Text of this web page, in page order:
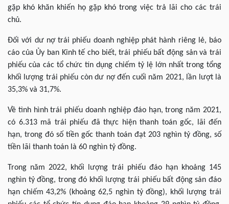
gặp khó khăn khiến họ gặp khó trong việc trả lãi cho các trái
chủ.
Đối với dư nợ trái phiếu doanh nghiệp phát hành riêng lẻ, báo
cáo của Ủy ban Kinh tế cho biết, trái phiếu bất động sản và trái
phiếu của các tổ chức tín dụng chiếm tỷ lệ lớn nhất trong tổng
khối lượng trái phiếu còn dư nợ đến cuối năm 2021, lần lượt là
35,3% và 31,7%.
Về tình hình trái phiếu doanh nghiệp đáo hạn, trong năm 2021,
có 6.313 mã trái phiếu đã thực hiện thanh toán gốc, lãi đến
hạn, trong đó số tiền gốc thanh toán đạt 203 nghìn tỷ đồng, số
tiền lãi thanh toán là 60 nghìn tỷ đồng.
Trong năm 2022, khối lượng trái phiếu đáo hạn khoảng 145
nghìn tỷ đồng, trong đó khối lượng trái phiếu bất động sản đáo
hạn chiếm 43,2% (khoảng 62,5 nghìn tỷ đồng), khối lượng trái